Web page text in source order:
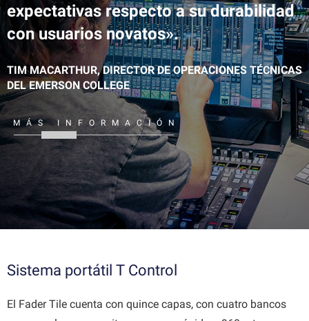
expectativas respecto a su durabilidad
con usuarios novatos».
TIM MACARTHUR, DIRECTOR DE OPERACIONES TÉCNICAS
DEL EMERSON COLLEGE
MÁS INFORMACIÓN
Sistema portátil T Control
El Fader Tile cuenta con quince capas, con cuatro bancos